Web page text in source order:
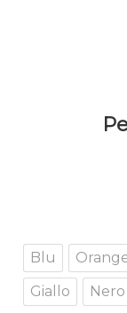
Blu
Giallo
Nero